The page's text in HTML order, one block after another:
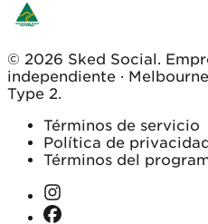
© 2026 Sked Social.
independiente ·
Type 2.
Términos de servicio
Política de
Términos del